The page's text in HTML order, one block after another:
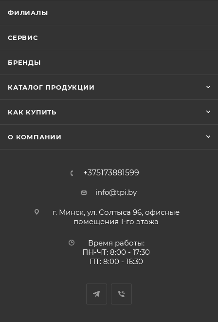
ФИЛИАЛЫ
СЕРВИС
БРЕНДЫ
КАТАЛОГ ПРОДУКЦИИ
КАК КУПИТЬ
О КОМПАНИИ
+375173881599
info@tpi.by
г. Минск, ул. Солтыса 96, офисные
помещения 1-го этажа
Время работы:
ПН-ЧТ: 8:00 - 17:30
ПТ: 8:00 - 16:30